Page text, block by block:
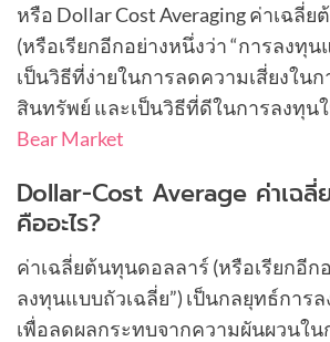
หรือ Dollar Cost Averaging ค่าเฉลี่
(หรือเรียกอีกอย่างหนึ่งว่า “การลงทุน
เป็นวิธีที่ง่ายในการลดความเสี่ยงใน
สินทรัพย์ และเป็นวิธีที่ดีในการลงทุน
Bear Market
Dollar-Cost Average ค่าเฉ
คืออะไร?
ค่าเฉลี่ยต้นทุนดอลลาร์ (หรือเรียกอีก
ลงทุนแบบถัวเฉลี่ย”) เป็นกลยุทธ์การ
เพื่อลดผลกระทบจากความผันผวนใ